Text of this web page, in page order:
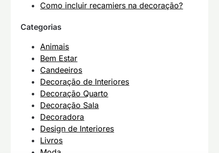
Como incluir recamiers na decoração?
Categorias
Animais
Bem Estar
Candeeiros
Decoração de Interiores
Decoração Quarto
Decoração Sala
Decoradora
Design de Interiores
Livros